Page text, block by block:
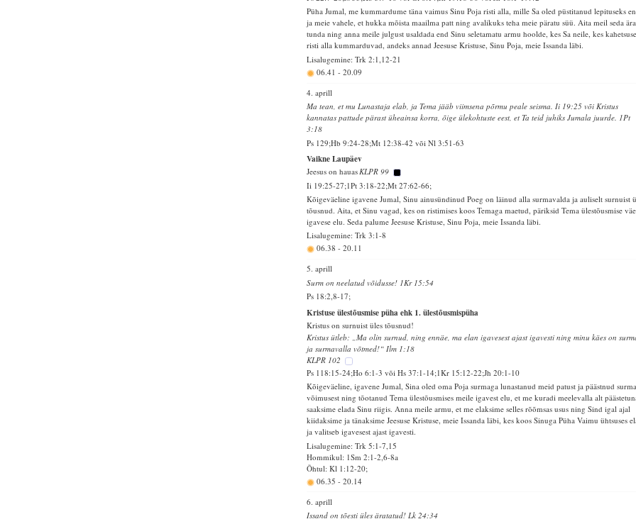
Püha Jumal, me kummardume täna vaimus Sinu Poja risti alla, mille Sa oled püstitanud lepituseks
ja meie vahele, et hukka mõista maailma patt ning avalikuks teha meie päratu süü. Aita meil seda ära
tunda ning anna meile julgust usaldada end Sinu seletamatu armu hoolde, kes Sa neile, kes
risti alla kummarduvad, andeks annad Jeesuse Kristuse, Sinu Poja, meie Issanda läbi.
Lisalugemine: Trk 2:1,12-21
06.41-20.09
4. aprill
Ma tean, et mu Lunastaja elab, ja Tema jääb viimsena põrmu peale seisma. Ii 19:25 või Kristus
kannatas pattude pärast üheainsa korra, õige ülekohtuste eest, et Ta teid juhiks Jumala juurde. 1Pt
3:18
Ps 129;Hb 9:24-28;Mt 12:38-42 või Nl 3:51-63
Vaikne Laupäev
Jeesus on hauasKLPR 99
Ii 19:25-27;1Pt 3:18-22;Mt 27:62-66;
Kõigeväeline igavene Jumal, Sinu ainusündinud Poeg on läinud alla surmavalda ja auliselt surnuist
tõusnud. Aita, et Sinu vagad, kes on ristimises koos Temaga maetud, päriksid Tema ülestõusmise
igavese elu. Seda palume Jeesuse Kristuse, Sinu Poja, meie Issanda läbi.
Lisalugemine: Trk 3:1-8
06.38-20.11
5. aprill
Surm on neelatud võidusse! 1Kr 15:54
Ps 18:2,8-17;
Kristuse ülestõusmise püha ehk 1. ülestõusmispüha
Kristus on surnuist üles tõusnud!
Kristus ütleb: „Ma olin surnud, ning ennäe, ma elan igavesest ajast igavesti ning minu käes on
ja surmavalla võtmed!“ Ilm 1:18
KLPR 102
Ps 118:15-24;Ho 6:1-3 või Hs 37:1-14;1Kr 15:12-22;Jh 20:1-10
Kõigeväeline, igavene Jumal, Sina oled oma Poja surmaga lunastanud meid patust ja päästnud surma
võimusest ning tõotanud Tema ülestõusmises meile igavest elu, et me kuradi meelevalla alt
saaksime elada Sinu riigis. Anna meile armu, et me elaksime selles rõõmsas usus ning Sind igal ajal
kiidaksime ja tänaksime Jeesuse Kristuse, meie Issanda läbi, kes koos Sinuga Püha Vaimu ühtsuses
ja valitseb igavesest ajast igavesti.
Lisalugemine: Trk 5:1-7,15
Hommikul: 1Sm 2:1-2,6-8a
Õhtul: Kl 1:12-20;
06.35-20.14
6. aprill
Issand on tõesti üles äratatud! Lk 24:34